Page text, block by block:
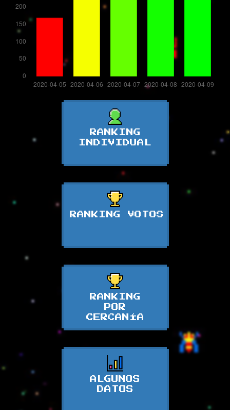
RANKING
INDIVIDUAL
RANKING VOTOS
RANKING
POR
CERCANÍA
ALGUNOS
DATOS